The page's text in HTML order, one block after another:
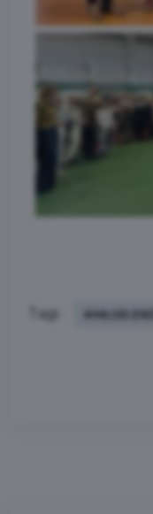
Tagi: #MŁODZIEŻ